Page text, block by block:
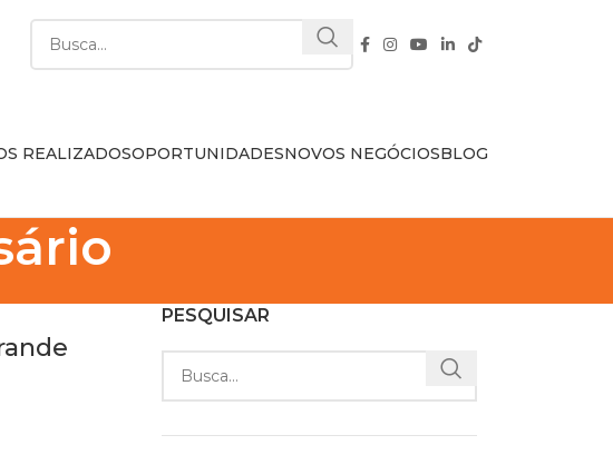
REALIZADOSOPORTUNIDADESNOVOS NEGÓCIOSBLOG
PESQUISAR